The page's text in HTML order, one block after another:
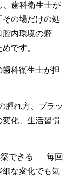
、歯科衛生士が
の場だけの処
腔内環境の癖
です。
科衛生士が担
れ方、ブラッ
変化、生活習慣
できる
毎回
細な変化でも気